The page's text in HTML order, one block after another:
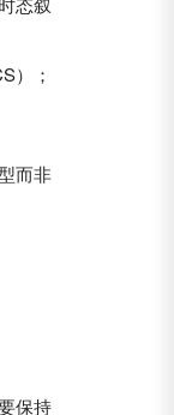
）；
而非
保持